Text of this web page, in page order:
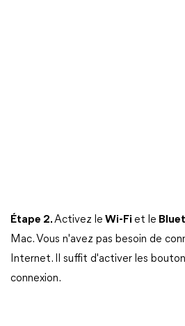
Étape 2.Activez le Wi-Fi et le
Mac. Vous n'avez pas besoin de
Internet. Il suffit d'activer les
connexion.